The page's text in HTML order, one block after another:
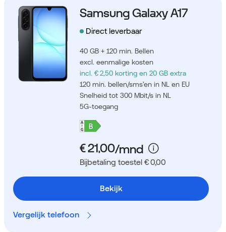
Samsung Galaxy A17
Direct leverbaar
40 GB + 120 min. Bellen
excl. eenmalige kosten
incl. € 2,50 korting en 20 GB extra
120 min. bellen/sms'en in NL en EU
Snelheid tot 300 Mbit/s in NL
5G-toegang
Bijbetaling toestel € 0,00
Bekijk
Vergelijk telefoon